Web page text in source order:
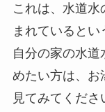
これは、水道
まれているとい
自分の家の水
めたい方は、お
見てみてくださ